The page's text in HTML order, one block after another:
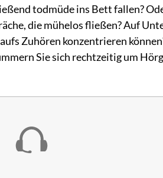
todmüde ins Bett fallen?
die mühelos fließen? Auf
Zuhören konzentrieren
Sie sich rechtzeitig um